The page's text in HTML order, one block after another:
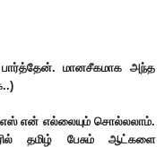
மானசீகமாக அந்த
என் எல்லையும் சொல்லலாம்.
தமிழ் பேசும் ஆட்களை